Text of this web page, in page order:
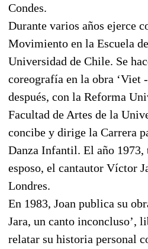
Condes.
Durante varios años ejerce
Movimiento en la Escuela
Universidad de Chile. Se
coreografía en la obra ‘Viet
después, con la Reforma
Facultad de Artes de la
concibe y dirige la Carrera
Danza Infantil. El año 1973,
esposo, el cantautor Víctor
Londres.
En 1983, Joan publica su
Jara, un canto inconcluso’,
relatar su historia personal